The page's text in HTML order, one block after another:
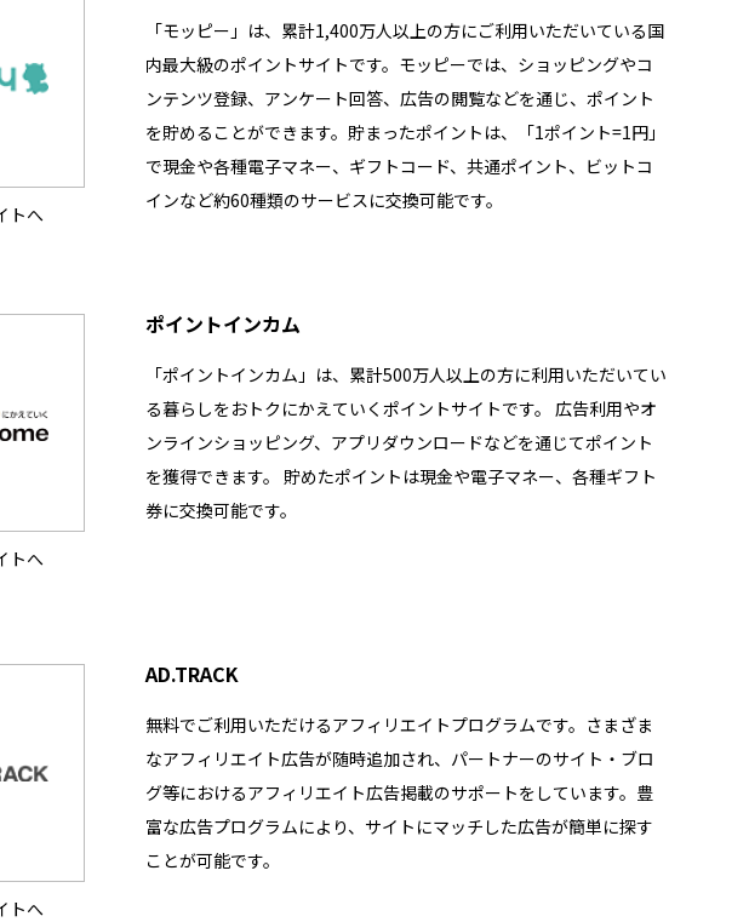
トへ
「モッピー」は、累計1,400万人以上の方にご利用いただいている国
内最大級のポイントサイトです。モッピーでは、ショッピングやコ
ンテンツ登録、アンケート回答、広告の閲覧などを通じ、ポイント
を貯めることができます。貯まったポイントは、「1ポイント=1円」
で現金や各種電子マネー、ギフトコード、共通ポイント、ビットコ
インなど約60種類のサービスに交換可能です。
トへ
ポイントインカム
「ポイントインカム」は、累計500万人以上の方に利用いただいてい
る暮らしをおトクにかえていくポイントサイトです。 広告利用やオ
ンラインショッピング、アプリダウンロードなどを通じてポイント
を獲得できます。 貯めたポイントは現金や電子マネー、各種ギフト
券に交換可能です。
トへ
AD.TRACK
無料でご利用いただけるアフィリエイトプログラムです。さまざま
なアフィリエイト広告が随時追加され、パートナーのサイト・ブロ
グ等におけるアフィリエイト広告掲載のサポートをしています。豊
富な広告プログラムにより、サイトにマッチした広告が簡単に探す
ことが可能です。